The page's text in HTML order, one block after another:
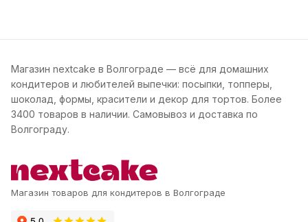
Магазин nextcake в Волгограде — всё для домашних
кондитеров и любителей выпечки: посыпки, топперы,
шоколад, формы, красители и декор для тортов. Более
3400 товаров в наличии. Самовывоз и доставка по
Волгограду.
Магазин товаров для кондитеров в Волгограде